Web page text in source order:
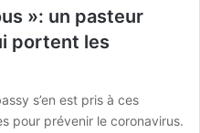
»: un pasteur
portent les
s’en est pris à ces
pour prévenir le coronavirus.